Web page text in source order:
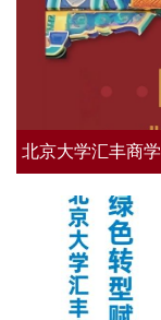
北京大学汇丰商